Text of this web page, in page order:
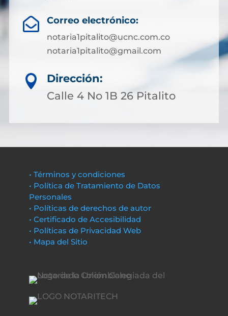
 Correo electrónico:
notaria1pitalito@ucnc.com.co
notaria1pitalito@gmail.com

Dirección:
Calle 4 No 1B 26 Pitalito
• Términos y condiciones
• Política de Tratamiento de Datos
Personales
• Políticas de derechos de autor
• Certificado de Accesibilidad
• Políticas de Privacidad Web
• Mapa del Sitio